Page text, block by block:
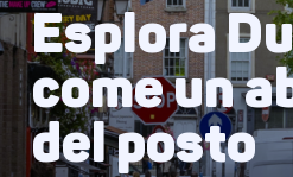
Esplora
come un
del posto